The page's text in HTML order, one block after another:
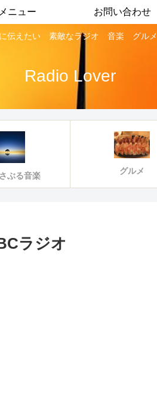
伝えたい 素敵なラジオ 音楽 グルメ
Radio Lover
メニュー お問い合わせ
ぶる音楽
グルメ
ラジオ